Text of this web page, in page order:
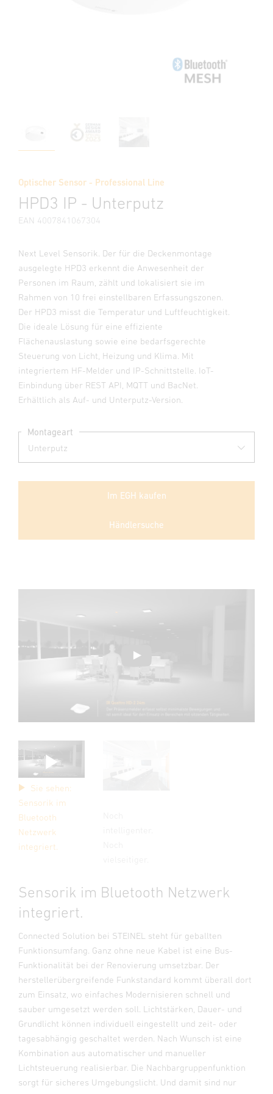
Optischer Sensor - Professional Line
HPD3 IP - Unterputz
EAN 4007841067304
Next Level Sensorik. Der für die Deckenmontage
ausgelegte HPD3 erkennt die Anwesenheit der
Personen im Raum, zählt und lokalisiert sie im
Rahmen von 10 frei einstellbaren Erfassungszonen.
Der HPD3 misst die Temperatur und Luftfeuchtigkeit.
Die ideale Lösung für eine effiziente
Flächenauslastung sowie eine bedarfsgerechte
Steuerung von Licht, Heizung und Klima. Mit
integriertem HF-Melder und IP-Schnittstelle. IoT-
Einbindung über REST API, MQTT und BacNet.
Erhältlich als Auf- und Unterputz-Version.
Montageart
Im EGH kaufen
Händlersuche
Sie sehen:
Sensorik im
Bluetooth
Netzwerk
integriert.
Sensorik im Bluetooth Netzwerk
integriert.
Connected Solution bei STEINEL steht für geballten
Funktionsumfang. Ganz ohne neue Kabel ist eine Bus-
Funktionalität bei der Renovierung umsetzbar. Der
herstellerübergreifende Funkstandard kommt überall dort
zum Einsatz, wo einfaches Modernisieren schnell und
sauber umgesetzt werden soll. Lichtstärken, Dauer- und
Grundlicht können individuell eingestellt und zeit- oder
tagesabhängig geschaltet werden. Nach Wunsch ist eine
Kombination aus automatischer und manueller
Lichtsteuerung realisierbar. Die Nachbargruppenfunktion
sorgt für sicheres Umgebungslicht. Und damit sind nur